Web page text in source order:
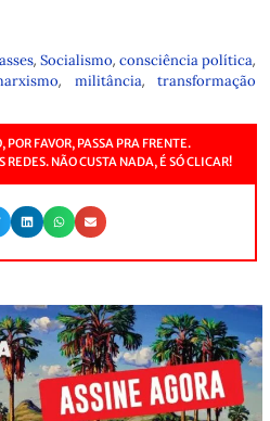
, Socialismo, consciência política,
, militância, transformação
FAVOR, PASSA PRA FRENTE.
NÃO CUSTA NADA, É SÓ CLICAR!